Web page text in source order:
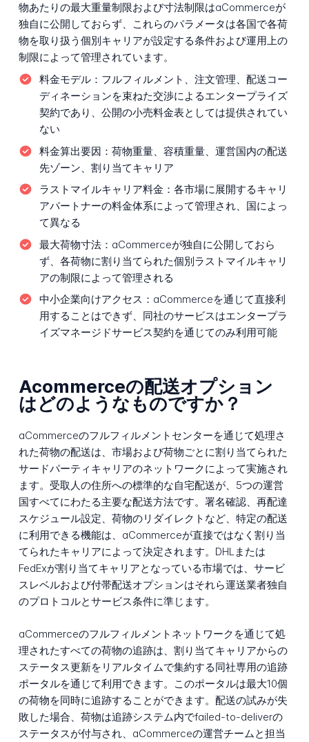
物あたりの最大重量制限および寸法制限はaCommerceが
独自に公開しておらず、これらのパラメータは各国で各荷
物を取り扱う個別キャリアが設定する条件および運用上の
制限によって管理されています。
料金モデル： フルフィルメント、注文管理、配送コー
ディネーションを束ねた交渉によるエンタープライズ
契約であり、公開の小売料金表としては提供されてい
ない
料金算出要因： 荷物重量、容積重量、運営国内の配送
先ゾーン、割り当てキャリア
ラストマイルキャリア料金： 各市場に展開するキャリ
アパートナーの料金体系によって管理され、国によっ
て異なる
最大荷物寸法： aCommerceが独自に公開しておら
ず、各荷物に割り当てられた個別ラストマイルキャリ
アの制限によって管理される
中小企業向けアクセス： aCommerceを通じて直接利
用することはできず、同社のサービスはエンタープラ
イズマネージドサービス契約を通じてのみ利用可能
Acommerceの配送オプション
はどのようなものですか？
aCommerceのフルフィルメントセンターを通じて処理さ
れた荷物の配送は、市場および荷物ごとに割り当てられた
サードパーティキャリアのネットワークによって実施され
ます。受取人の住所への標準的な自宅配送が、5つの運営
国すべてにわたる主要な配送方法です。署名確認、再配達
スケジュール設定、荷物のリダイレクトなど、特定の配送
に利用できる機能は、aCommerceが直接ではなく割り当
てられたキャリアによって決定されます。DHLまたは
FedExが割り当てキャリアとなっている市場では、サービ
スレベルおよび付帯配送オプションはそれら運送業者独自
のプロトコルとサービス条件に準じます。
aCommerceのフルフィルメントネットワークを通じて処
理されたすべての荷物の追跡は、割り当てキャリアからの
ステータス更新をリアルタイムで集約する同社専用の追跡
ポータルを通じて利用できます。このポータルは最大10個
の荷物を同時に追跡することができます。配送の試みが失
敗した場合、荷物は追跡システム内でfailed-to-deliverの
ステータスが付与され、aCommerceの運営チームと担当